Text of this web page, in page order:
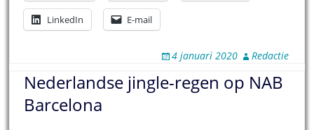
LinkedIn E-mail
4 januari 2020 Redactie
Nederlandse jingle-regen op NAB
Barcelona